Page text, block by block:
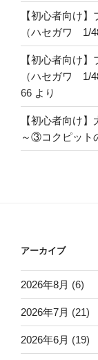
【初心者向け
（ハセガワ 1/
【初心者向け
（ハセガワ 1/
66 より
【初心者向け
～③コクピット
アーカイブ
2026年8月 (6)
2026年7月 (21)
2026年6月 (19)